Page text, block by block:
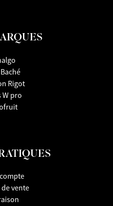
Rigot
W pro
vente